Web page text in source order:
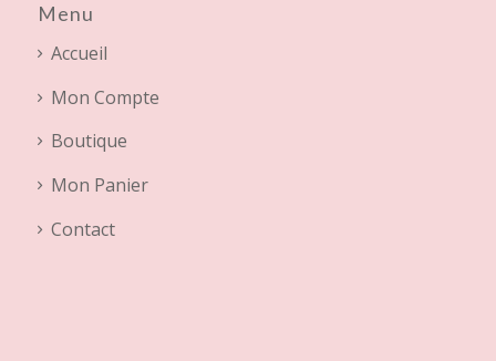
Menu
Accueil
Mon Compte
Boutique
Mon Panier
Contact